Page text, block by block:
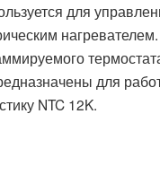
для
для
NTC 12K.